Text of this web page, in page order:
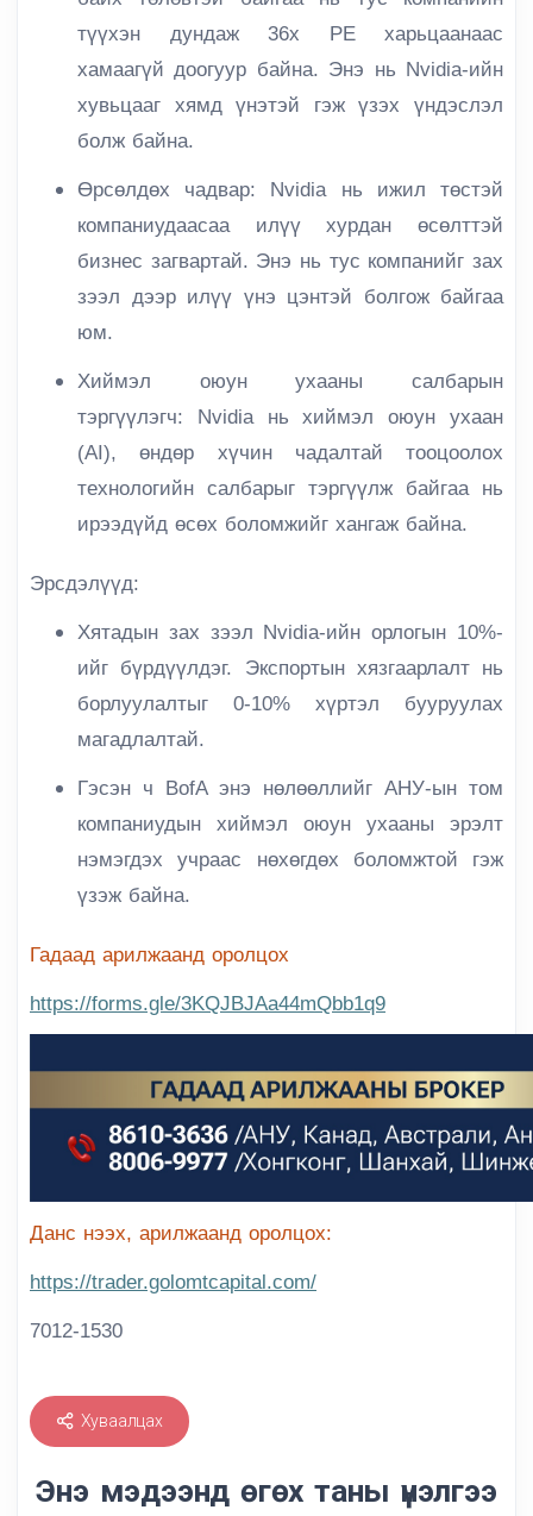
түүхэн дундаж 36x PE харьцаанаас
хамаагүй доогуур байна. Энэ нь Nvidia-ийн
хувьцааг хямд үнэтэй гэж үзэх үндэслэл
болж байна.
Өрсөлдөх чадвар: Nvidia нь ижил төстэй
компаниудаасаа илүү хурдан өсөлттэй
бизнес загвартай. Энэ нь тус компанийг зах
зээл дээр илүү үнэ цэнтэй болгож байгаа
юм.
Хиймэл оюун ухааны салбарын
тэргүүлэгч: Nvidia нь хиймэл оюун ухаан
(AI), өндөр хүчин чадалтай тооцоолох
технологийн салбарыг тэргүүлж байгаа нь
ирээдүйд өсөх боломжийг хангаж байна.
Эрсдэлүүд:
Хятадын зах зээл Nvidia-ийн орлогын 10%-
ийг бүрдүүлдэг. Экспортын хязгаарлалт нь
борлуулалтыг 0-10% хүртэл бууруулах
магадлалтай.
Гэсэн ч BofA энэ нөлөөллийг АНУ-ын том
компаниудын хиймэл оюун ухааны эрэлт
нэмэгдэх учраас нөхөгдөх боломжтой гэж
үзэж байна.
Гадаад арилжаанд оролцох
https://forms.gle/3KQJBJAa44mQbb1q9
Данс нээх, арилжаанд оролцох:
https://trader.golomtcapital.com/
7012-1530
Хуваалцах
Энэ мэдээнд өгөх таны үнэлгээ